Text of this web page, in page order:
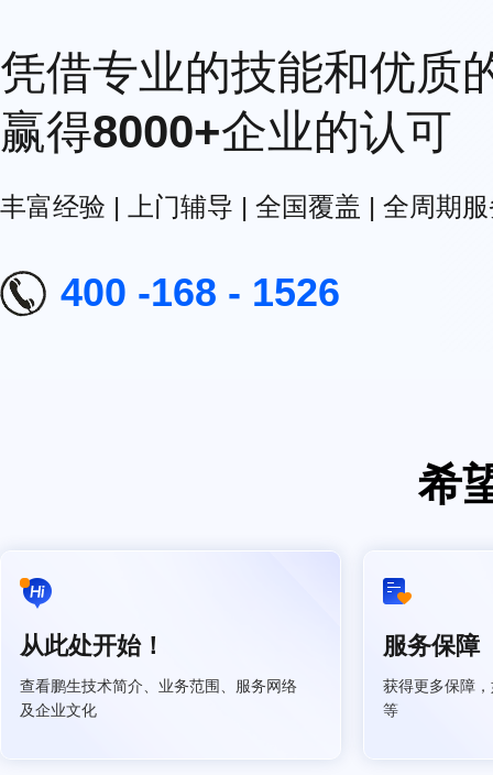
凭借专业的技能和优质
赢得8000+企业的认可
丰富经验 | 上门辅导 | 全国覆盖 | 全周期
400 -168 - 1526
希
从此处开始！
查看鹏生技术简介、业务范围、服务网络
及企业文化
服务保障
获得更多保障
等